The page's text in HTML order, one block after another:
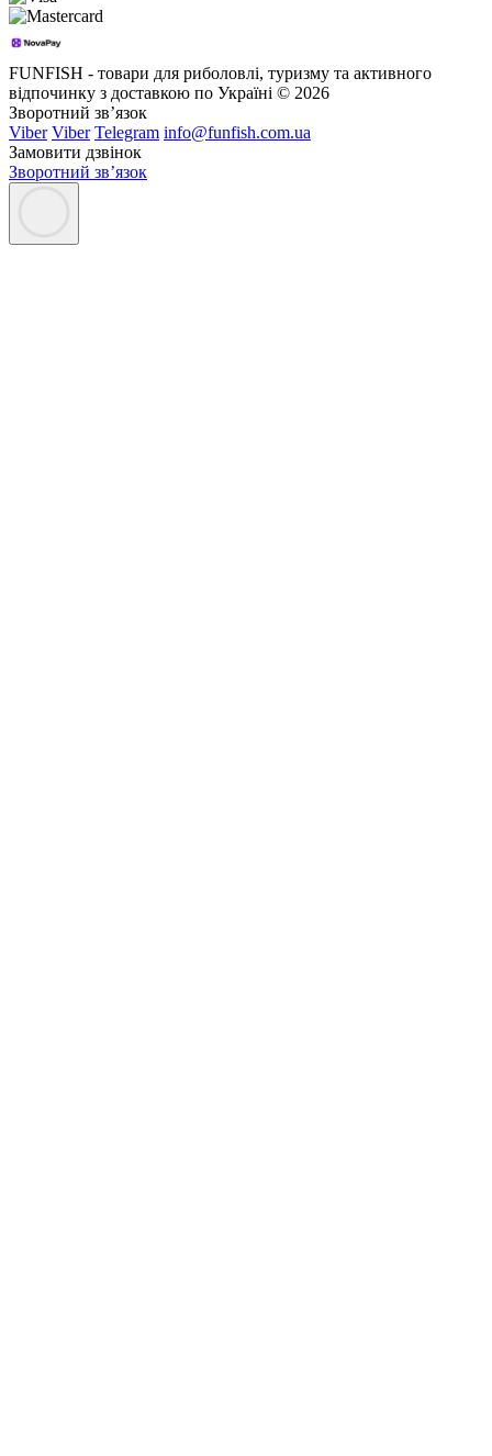
FUNFISH - товари для риболовлі, туризму та активного
відпочинку з доставкою по Україні © 2026
Зворотний зв’язок
Viber Viber Telegram info@funfish.com.ua
Замовити дзвінок
Зворотний зв’язок